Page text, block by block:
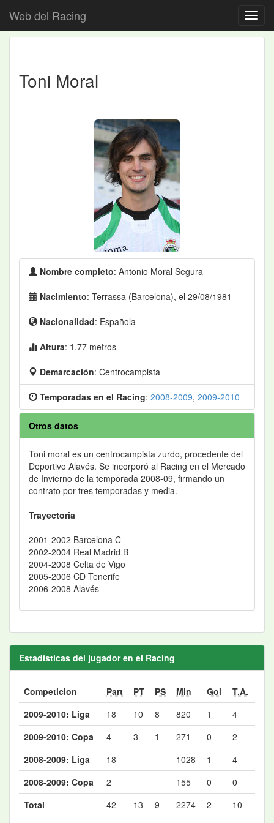
Web del Racing
Toni Moral
Nombre completo: Antonio Moral Segura
Nacimiento: Terrassa (Barcelona), el 29/08/1981
Nacionalidad: Española
Altura: 1.77 metros
Demarcación: Centrocampista
Temporadas en el Racing: 2008-2009, 2009-2010
Otros datos
Toni moral es un centrocampista zurdo, procedente del
Deportivo Alavés. Se incorporó al Racing en el Mercado
de Invierno de la temporada 2008-09, firmando un
contrato por tres temporadas y media.
Trayectoria
2001-2002 Barcelona C
2002-2004 Real Madrid B
2004-2008 Celta de Vigo
2005-2006 CD Tenerife
2006-2008 Alavés
Estadísticas del jugador en el Racing
Competicion Part PT PS Min Gol
T.A.
2009-2010: Liga
18 10 8 820 1
4
2009-2010: Copa
4 3 1 271 0
2
2008-2009: Liga
18 1028 1
4
2008-2009: Copa
2 155 0
0
Total
42 13 9 2274 2 10